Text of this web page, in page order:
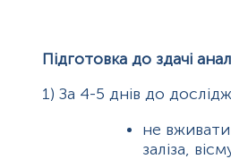
Підготовка до здачі
1) За 4-5 днів до
не
заліза,